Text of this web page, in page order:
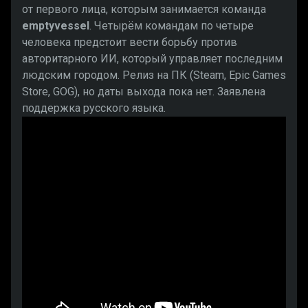
от первого лица, которым занимается команда
emptyvessel. Четырём командам по четыре
человека предстоит вести борьбу против
авторитарного ИИ, который управляет последним
людским городом. Релиз на ПК (Steam, Epic Games
Store, GOG), но даты выхода пока нет. Заявлена
поддержка русского языка.